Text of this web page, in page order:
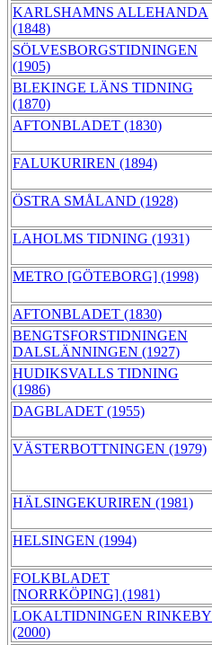
KARLSHAMNS ALLEHANDA
(1848)
SÖLVESBORGSTIDNINGEN
(1905)
BLEKINGE LÄNS TIDNING
(1870)
AFTONBLADET (1830)
FALUKURIREN (1894)
ÖSTRA SMÅLAND (1928)
LAHOLMS TIDNING (1931)
METRO [GÖTEBORG] (1998)
AFTONBLADET (1830)
BENGTSFORSTIDNINGEN
DALSLÄNNINGEN (1927)
HUDIKSVALLS TIDNING
(1986)
DAGBLADET (1955)
VÄSTERBOTTNINGEN (1979)
HÄLSINGEKURIREN (1981)
HELSINGEN (1994)
FOLKBLADET
[NORRKÖPING] (1981)
LOKALTIDNINGEN RINKEBY
(2000)